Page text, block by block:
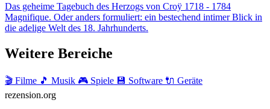
Das geheime Tagebuch des Herzogs von Croÿ 1718 - 1784
Magnifique. Oder anders formuliert: ein bestechend intimer Blick in
die adelige Welt des 18. Jahrhunderts.
Weitere Bereiche
🎬 Filme 🎵 Musik 🎮 Spiele 💾 Software 🔌 Geräte
rezension.org